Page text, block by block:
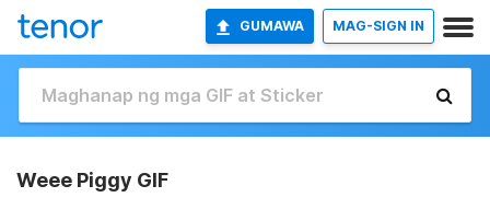
GUMAWA MAG-SIGN IN
Weee Piggy GIF